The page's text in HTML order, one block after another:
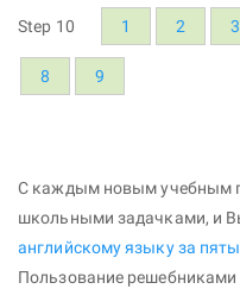
Step 10 1 2 3
8 9
С каждым новым учебным
школьными задачками, и
английскому языку за
Пользование решебниками